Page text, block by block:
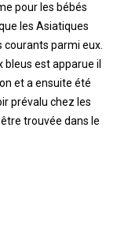
pour les bébés
les Asiatiques
courants parmi eux.
bleus est apparue il
et a ensuite été
prévalu chez les
trouvée dans le